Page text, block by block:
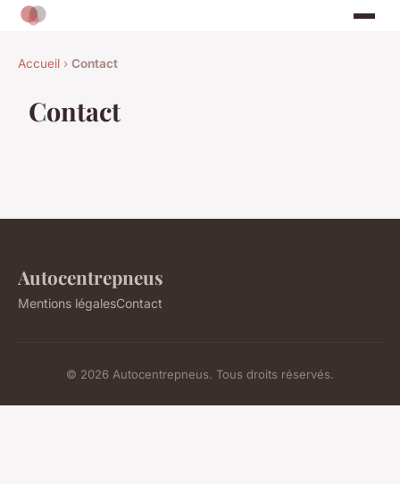
Accueil › Contact
Contact
Autocentrepneus
Mentions légalesContact
© 2026 Autocentrepneus. Tous droits réservés.